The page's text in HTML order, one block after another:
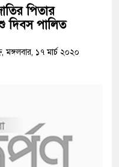
পিতার
দিবস পালিত
১৭ মার্চ ২০২০